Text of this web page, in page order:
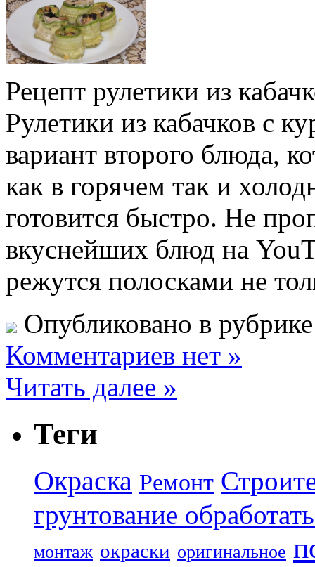
Рецепт рулетики из
Рулетики из кабачков с
вариант второго блюда,
как в горячем так и
готовится быстро. Не
вкуснейших блюд на
режутся полосками не
Опубликовано в
Комментариев нет »
Читать далее »
Теги
Окраска Ремонт
грунтование
монтаж окраски оригинальное